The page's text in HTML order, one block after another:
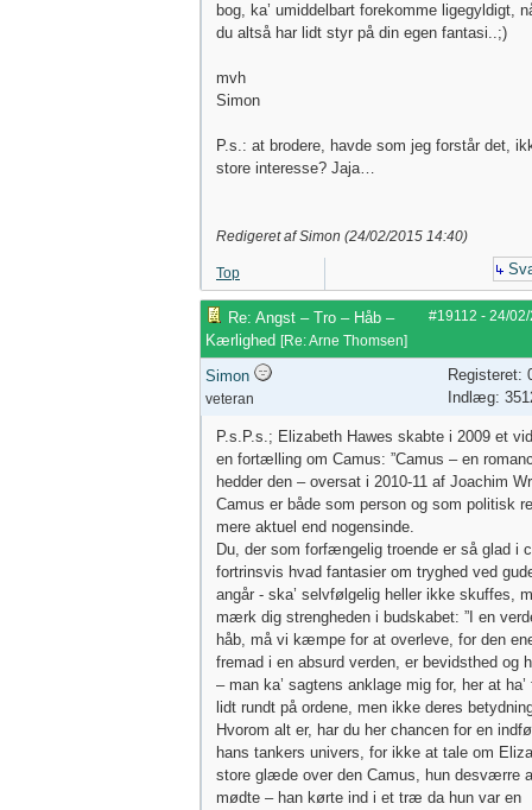
bog, ka’ umiddelbart forekomme ligegyldigt,
du altså har lidt styr på din egen fantasi..;)
mvh
Simon
P.s.: at brodere, havde som jeg forstår det,
store interesse? Jaja…
Redigeret af Simon (24/02/2015 14:40)
Top
#19112 - 24/
Re: Angst – Tro – Håb –
Kærlighed [Re: Arne Thomsen]
Simon
veteran
Registeret:
Indlæg:
P.s.P.s.; Elizabeth Hawes skabte i 2009 et
en fortælling om Camus: ”Camus – en
hedder den – oversat i 2010-11 af Joachim
Camus er både som person og som politisk
mere aktuel end nogensinde.
Du, der som forfængelig troende er så glad i
fortrinsvis hvad fantasier om tryghed ved
angår - ska’ selvfølgelig heller ikke skuffes,
mærk dig strengheden i budskabet: ”I en
håb, må vi kæmpe for at overleve, for den
fremad i en absurd verden, er bevidsthed og
– man ka’ sagtens anklage mig for, her at
lidt rundt på ordene, men ikke deres
Hvorom alt er, har du her chancen for en
hans tankers univers, for ikke at tale om
store glæde over den Camus, hun desværre
mødte – han kørte ind i et træ da hun var en